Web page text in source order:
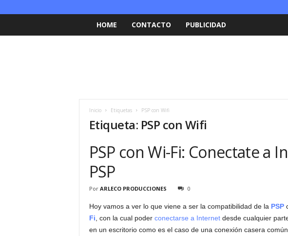
HOME CONTACTO PUBLICIDAD
Inicio Etiquetas PSP con Wifi
Etiqueta: PSP con Wifi
PSP con Wi-Fi: Conectate a
PSP
Por ARLECO PRODUCCIONES 0
Hoy vamos a ver lo que viene a ser la compatibilidad de la PSP
Fi , con la cual poder conectarse a Internetdesde cualquier
en un escritorio como es el caso de una conexión casera común.